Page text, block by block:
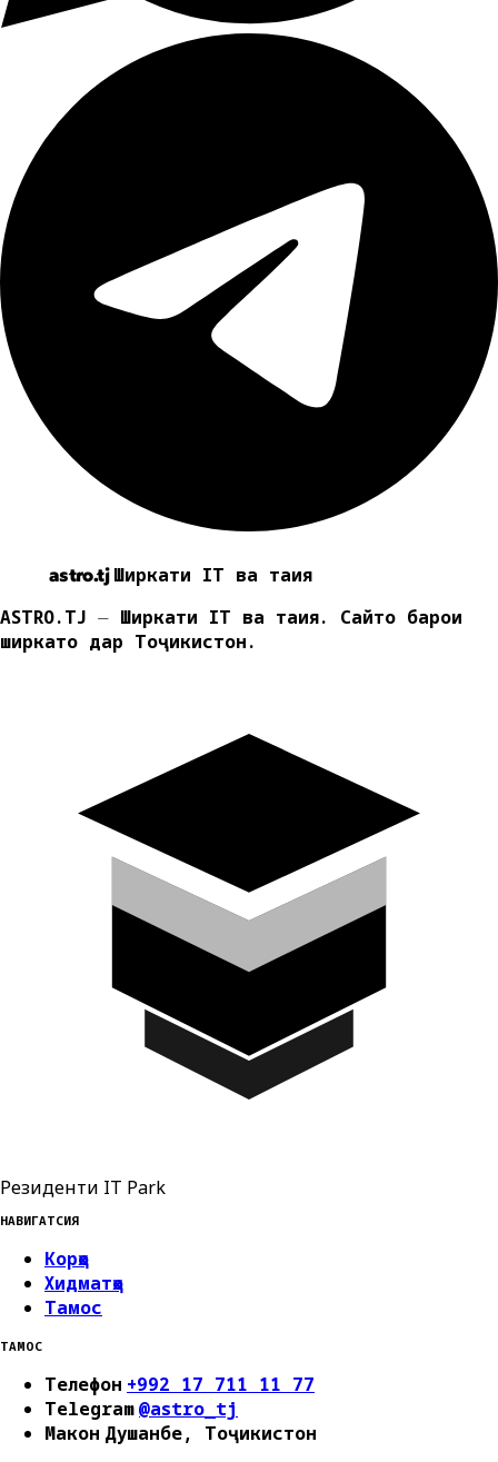
astro.tj Ширкати IT ва таҳия
ASTRO.TJ ⏤ Ширкати IT ва таҳия. Сайтҳо барои
ширкатҳо дар Тоҷикистон.
Резиденти IT Park
НАВИГАТСИЯ
Корҳо
Хидматҳо
Тамос
ТАМОС
Телефон +992 17 711 11 77
Telegram@astro_tj
Макон Душанбе, Тоҷикистон